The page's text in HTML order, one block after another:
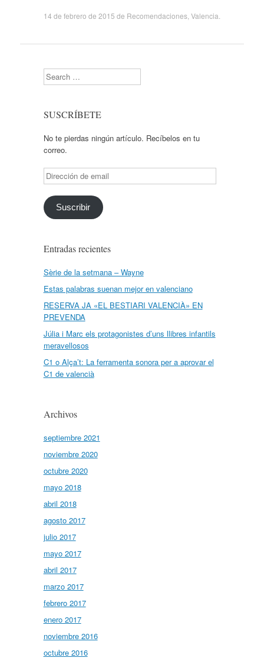
14 de febrero de 2015 de Recomendaciones, Valencia
Search
SUSCRÍBETE
No te pierdas ningún artículo. Recíbelos en tu
correo.
Dirección
de
email
Suscribir
Entradas recientes
Sèrie de la setmana – Wayne
Estas palabras suenan mejor en valenciano
RESERVA JA «EL BESTIARI VALENCIÀ» EN
PREVENDA
Júlia i Marc els protagonistes d’uns llibres infantils
meravellosos
C1 o Alça’t: La ferramenta sonora per a aprovar el
C1 de valencià
Archivos
septiembre 2021
noviembre 2020
octubre 2020
mayo 2018
abril 2018
agosto 2017
julio 2017
mayo 2017
abril 2017
marzo 2017
febrero 2017
enero 2017
noviembre 2016
octubre 2016